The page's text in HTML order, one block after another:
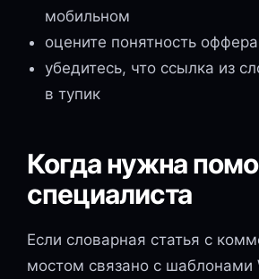
мобильном
оцените понятность оффера
убедитесь, что ссылка из
в тупик
Когда нужна
специалиста
Если словарная статья с
мостом связано с шаблонами